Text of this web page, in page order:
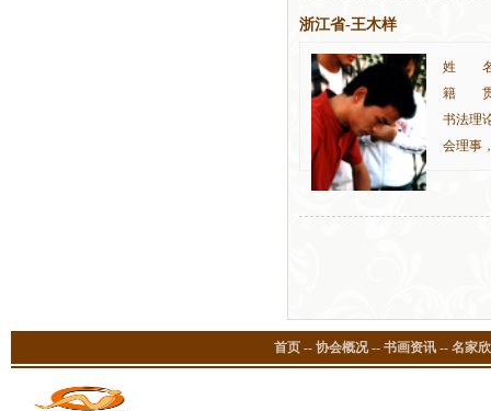
浙江省-王木样
姓 名:
籍 贯:
书法理
会理事
首页 -- 协会概况-- 书画资讯 -- 名家